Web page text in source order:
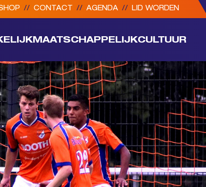
// CONTACT // AGENDA // LID WORDEN
MAATSCHAPPELIJKCULTUUR